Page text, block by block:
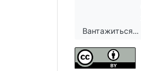
Вантажиться...
Вантажиться...